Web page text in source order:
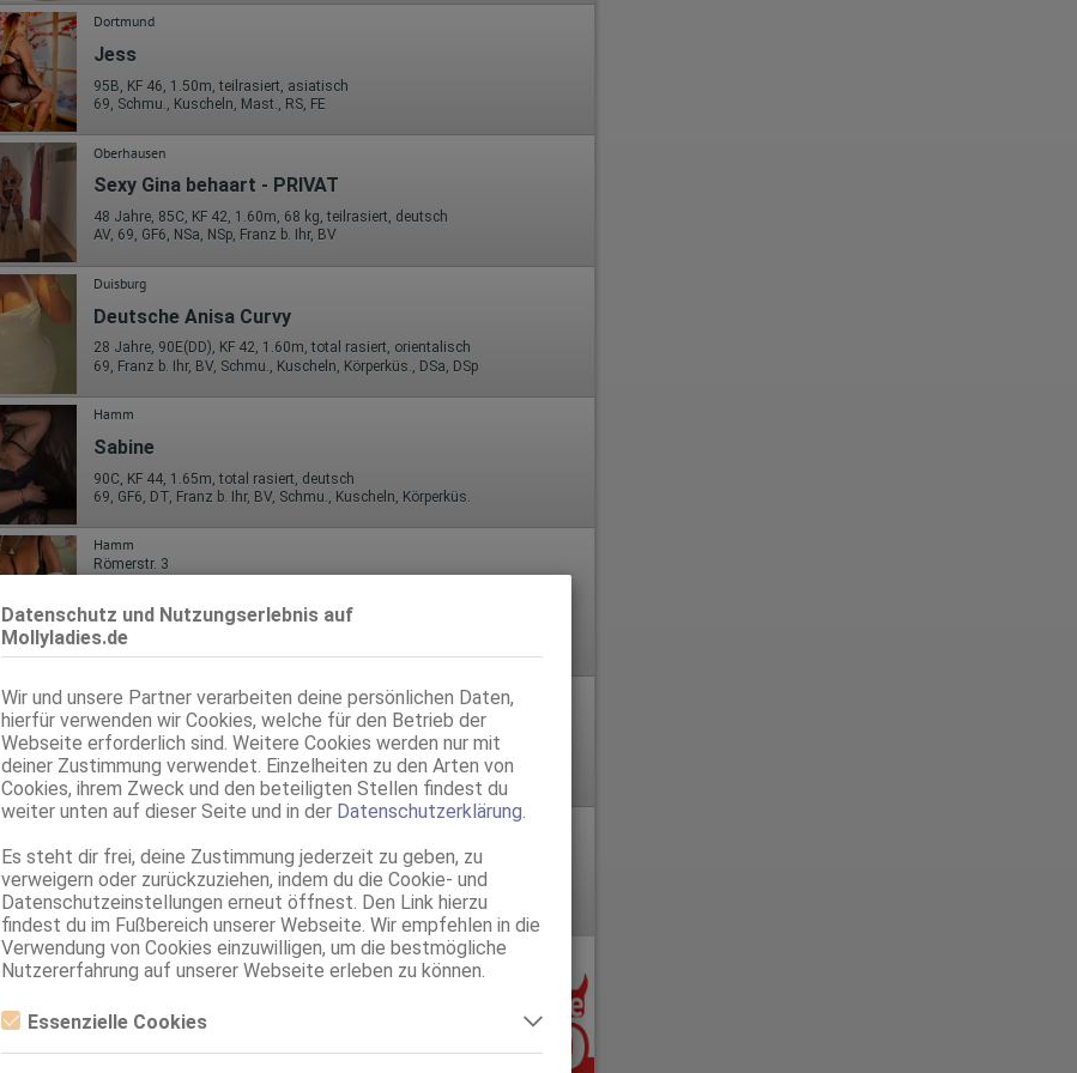
Datenschutz und Nutzungserlebnis auf
Mollyladies.de
Wir und unsere Partner verarbeiten deine persönlichen Daten,
hierfür verwenden wir Cookies, welche für den Betrieb der
Webseite erforderlich sind. Weitere Cookies werden nur mit
deiner Zustimmung verwendet. Einzelheiten zu den Arten von
Cookies, ihrem Zweck und den beteiligten Stellen findest du
weiter unten auf dieser Seite und in der Datenschutzerklärung
Es steht dir frei, deine Zustimmung jederzeit zu geben, zu
verweigern oder zurückzuziehen, indem du die Cookie- und
Datenschutzeinstellungen erneut öffnest. Den Link hierzu
findest du im Fußbereich unserer Webseite. Wir empfehlen in die
Verwendung von Cookies einzuwilligen, um die bestmögliche
Nutzererfahrung auf unserer Webseite erleben zu können.
Essenzielle Cookies
Essenzielle Cookies sind alle notwendigen Cookies, die für den Betrieb
Dortmund
Jess
95B, KF 46, 1.50m, teilrasiert, asiatisch
69, Schmu., Kuscheln, Mast., RS, FE
Oberhausen
Sexy Gina behaart - PRIVAT
48 Jahre, 85C, KF 42, 1.60m, 68 kg, teilrasiert, deutsch
AV, 69, GF6, NSa, NSp, Franz b. Ihr, BV
Duisburg
Deutsche Anisa Curvy
28 Jahre, 90E(DD), KF 42, 1.60m, total rasiert, orientalisch
69, Franz b. Ihr, BV, Schmu., Kuscheln, Körperküs., DSa, DSp
Hamm
Sabine
90C, KF 44, 1.65m, total rasiert, deutsch
69, GF6, DT, Franz b. Ihr, BV, Schmu., Kuscheln, Körperküs.
Hamm
Römerstr. 3
35 Jahre, 100C, KF 40/42, 1.60m, total rasiert, exotisch
69, GF6, Schmu., Kuscheln, Körperküs., Mast.
Gelsenkirchen
Gina mit XXXL OW
49 Jahre, 95F, KF 42, 1.65m, teilrasiert, deutsch
ZK, AV, 69, GF6, NSa, NSp, Franz b. Ihr
Dortmund
Plus Size CYNTHIA
ZK, 69, DT, NSa, NSp, Franz b. Ihr, BV